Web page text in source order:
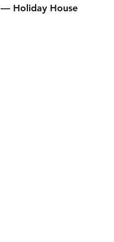
— Holiday House